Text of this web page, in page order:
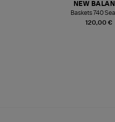
120,00 €
NEW
Baskets 740